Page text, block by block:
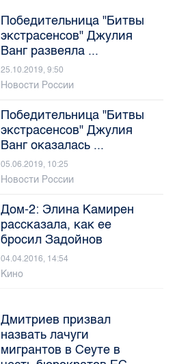
Победительница "Битвы
экстрасенсов" Джулия
Ванг развеяла ...
25.10.2019, 9:50
Новости России
Победительница "Битвы
экстрасенсов" Джулия
Ванг оказалась ...
05.06.2019, 10:25
Новости России
Дом-2: Элина Камирен
рассказала, как ее
бросил Задойнов
04.04.2016, 14:54
Кино
Дмитриев призвал
назвать лачуги
мигрантов в Сеуте в